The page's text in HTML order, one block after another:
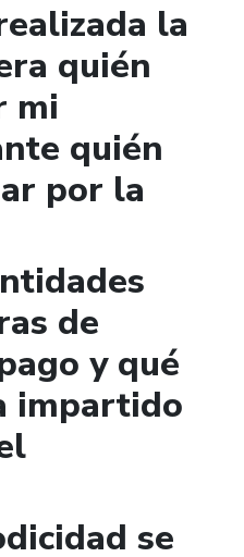
la
quién
mi
quién
por la
de
y qué
impartido
se